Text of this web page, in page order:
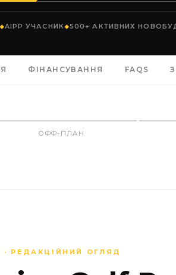
AIPP УЧАСНИК 500+ АКТИВНИХ
ФІНАНСУВАННЯ FAQS
ОФФ-ПЛАН
· РЕДАКЦІЙНИЙ ОГЛЯД